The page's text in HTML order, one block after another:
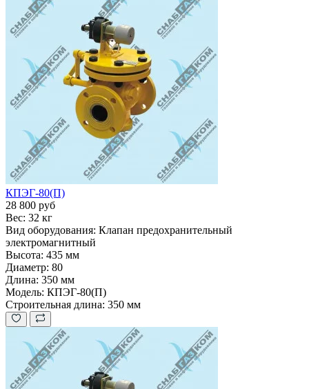
КПЭГ-80(П)
28 800 руб
Вес: 32 кг
Вид оборудования: Клапан предохранительный
электромагнитный
Высота: 435 мм
Диаметр: 80
Длина: 350 мм
Модель: КПЭГ-80(П)
Строительная длина: 350 мм